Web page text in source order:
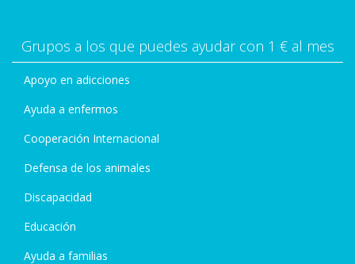
Grupos a los que puedes ayudar con 1 € al mes
Apoyo en adicciones
Ayuda a enfermos
Cooperación Internacional
Defensa de los animales
Discapacidad
Educación
Ayuda a familias